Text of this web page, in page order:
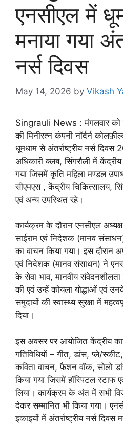
एनसीएल में
मनाया गया
नर्स दिवस
May 14, 2026 by Vikash
Singrauli News : मंगलवार को
की मिनीरत्न कंपनी नॉर्दर्न
धूमधाम से अंतर्राष्ट्रीय नर्स दिवस
अधिकारी क्लब, सिंगरौली में
गया जिसमें कृति महिला मण्डल
सीएमएस , केंद्रीय चिकित्सालय,
एवं अन्य उपस्थित रहे।
कार्यक्रम के दौरान एनसीएल
साईराम एवं निदेशक (मानव
का वाचन किया गया। इस दौरान
एवं निदेशक (मानव संसाधन) ने
के सेवा भाव, मानवीय संवेदनशीलता
की एवं उन्हें कोयला योद्धाओं एवं
समुदायों की स्वास्थ्य सुरक्षा में
दिया।
इस अवसर पर आयोजित केंद्रीय
गतिविधियों – गीत, डांस, प्ले/
कविता वाचन, फ़ैशन वॉक, सोलो
किया गया जिसमें हॉस्पिटल स्टाफ
लिया। कार्यक्रम के अंत में सभी
देकर सम्मानित भी किया गया।
इकाइयों में अंतर्राष्ट्रीय नर्स